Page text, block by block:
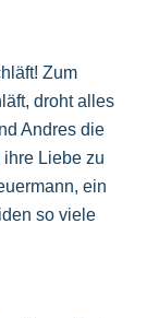
Zum
droht alles
Andres die
Liebe zu
ein
so viele